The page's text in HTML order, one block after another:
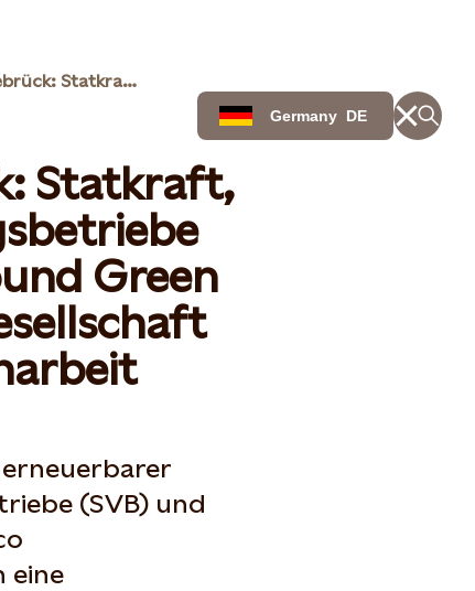
Germany DE
Windpark Erndtebrück: Statkraft, Siegener Versorgungsbetriebe und Stadtwerke-Verbund Green Gecco Beteiligungsgesellschaft planen Zusammenarbeit
Statkraft,
Green
(SVB) und
eine